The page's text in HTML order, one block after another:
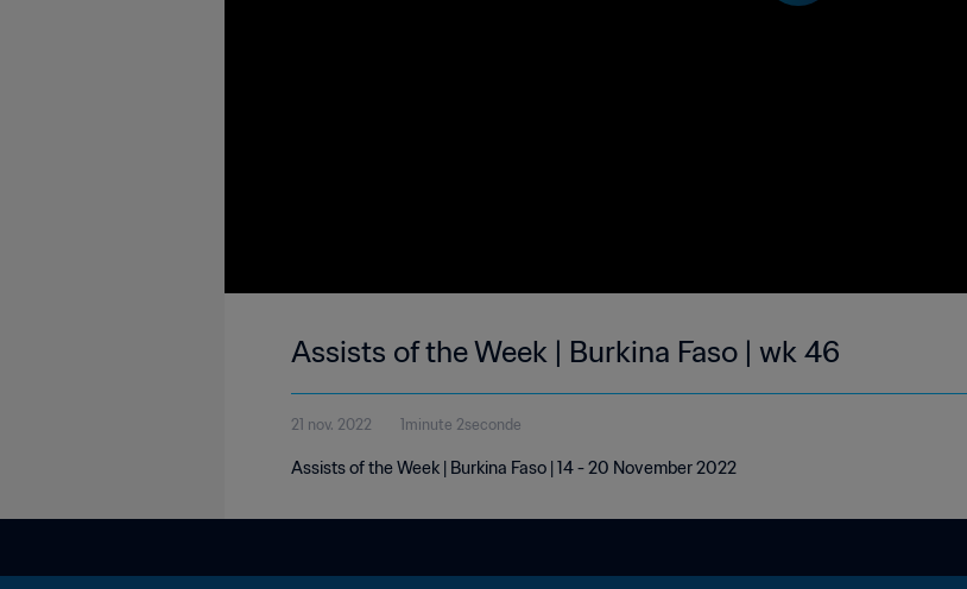
Assists of the Week | Burkina Faso | wk 46
21 nov. 2022 1minute 2seconde
Assists of the Week | Burkina Faso | 14 - 20 November 2022